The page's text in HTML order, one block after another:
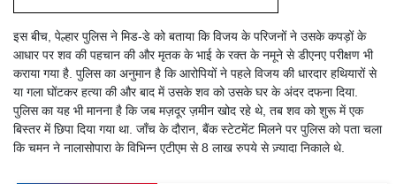
इस बीच, पेल्हार पुलिस ने मिड-डे को बताया कि विजय के परिजनों ने उसके कपड़ों के
आधार पर शव की पहचान की और मृतक के भाई के रक्त के नमूने से डीएनए परीक्षण भी
कराया गया है. पुलिस का अनुमान है कि आरोपियों ने पहले विजय की धारदार हथियारों से
या गला घोंटकर हत्या की और बाद में उसके शव को उसके घर के अंदर दफना दिया.
पुलिस का यह भी मानना है कि जब मज़दूर ज़मीन खोद रहे थे, तब शव को शुरू में एक
बिस्तर में छिपा दिया गया था. जाँच के दौरान, बैंक स्टेटमेंट मिलने पर पुलिस को पता चला
कि चमन ने नालासोपारा के विभिन्न एटीएम से 8 लाख रुपये से ज़्यादा निकाले थे.